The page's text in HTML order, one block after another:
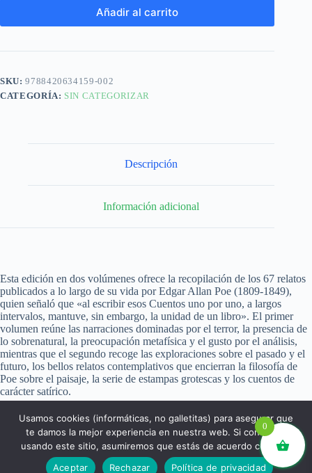
Añadir al carrito
SKU:9788420634159-002
CATEGORÍA: SIN CATEGORIZAR
Descripción
Información adicional
Esta edición en dos volúmenes ofrece la recopilación de los 67 relatos
publicados a lo largo de su vida por Edgar Allan Poe (1809-1849),
quien señaló que «al escribir esos Cuentos uno por uno, a largos
intervalos, mantuve, sin embargo, la unidad de un libro». El primer
volumen reúne las narraciones dominadas por el terror, la presencia de
lo sobrenatural, la preocupación metafísica y el gusto por el análisis,
mientras que el segundo recoge las exploraciones sobre el pasado y el
futuro, los bellos relatos contemplativos que encierran la filosofía de
Poe sobre el paisaje, la serie de estampas grotescas y los cuentos de
carácter satírico.
libros.eco © - Desde Barcelona para el mundo 💚 |
0
Usamos cookies (informáticas, no galletitas) para asegurar que
te damos la mejor experiencia en nuestra web. Si continúas
usando este sitio, asumiremos que estás de acuerdo con ello.
Aceptar
Rechazar Política de privacidad